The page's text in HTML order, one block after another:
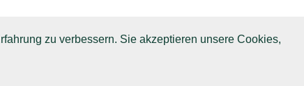
zu verbessern. Sie akzeptieren unsere Cookies,